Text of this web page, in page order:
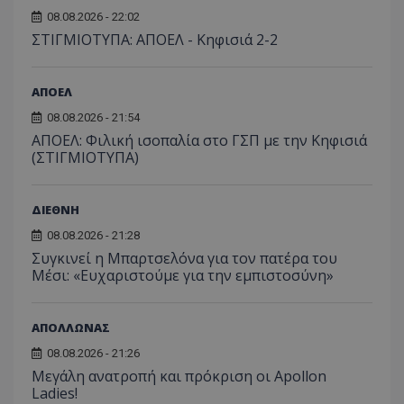
08.08.2026 - 22:02
ΣΤΙΓΜΙΟΤΥΠΑ: ΑΠΟΕΛ - Κηφισιά 2-2
ΑΠΟΕΛ
08.08.2026 - 21:54
ΑΠΟΕΛ: Φιλική ισοπαλία στο ΓΣΠ με την Κηφισιά
(ΣΤΙΓΜΙΟΤΥΠΑ)
ΔΙΕΘΝΗ
08.08.2026 - 21:28
Συγκινεί η Μπαρτσελόνα για τον πατέρα του
Μέσι: «Ευχαριστούμε για την εμπιστοσύνη»
ΑΠΟΛΛΩΝΑΣ
08.08.2026 - 21:26
Μεγάλη ανατροπή και πρόκριση οι Apollon
Ladies!